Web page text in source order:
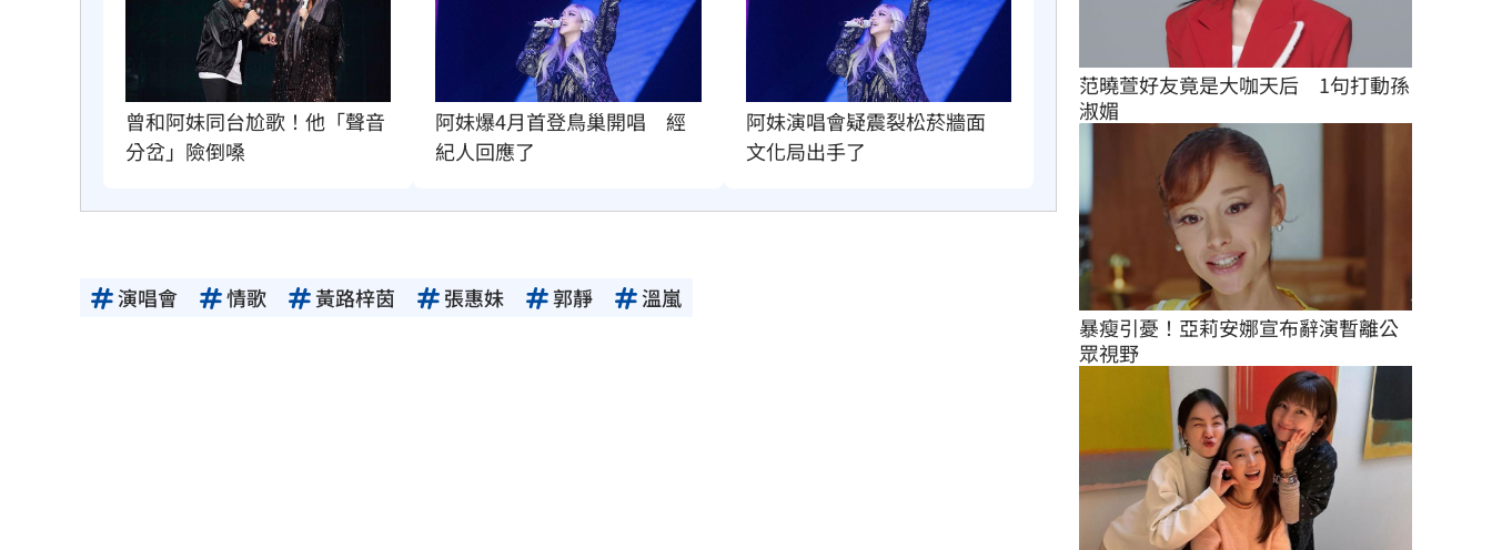
曾和阿妹同台尬歌！他「聲音
分岔」險倒嗓
阿妹爆4月首登鳥巢開唱　經
紀人回應了
阿妹演唱會疑震裂松菸牆面
文化局出手了
演唱會 情歌 黃路梓茵 張惠妹 郭靜 溫嵐
范曉萱好友竟是大咖天后　1句打動孫
淑媚
暴瘦引憂！亞莉安娜宣布辭演暫離公
眾視野